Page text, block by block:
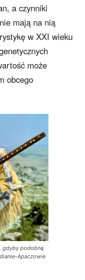
a czynniki
mają na nią
w XXI wieku
może
obcego
gdyby podobną
Apaczowie